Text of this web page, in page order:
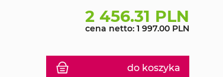
2 456.31 PLN
cena netto: 1 997.00 PLN
do koszyka